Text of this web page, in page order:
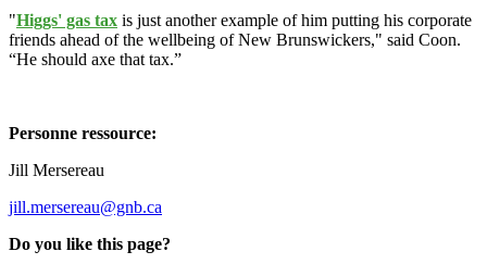
"Higgs' gas tax is just another example of him putting his corporate
friends ahead of the wellbeing of New Brunswickers," said Coon.
“He should axe that tax.”
Personne ressource:
Jill Mersereau
jill.mersereau@gnb.ca
Do you like this page?